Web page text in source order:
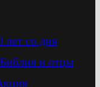
лет со дня
и отцы